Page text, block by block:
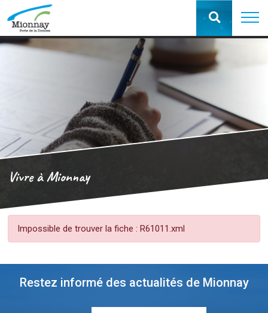
Vivre à Mionnay
Impossible de trouver la fiche : R61011.xml
Restez informé des actualités de Mionnay